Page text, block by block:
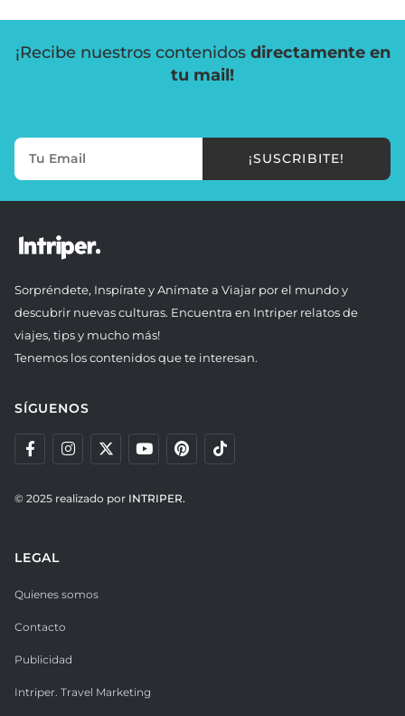
¡Recibe nuestros contenidos directamente en
tu mail!
¡SUSCRIBITE!
Sorpréndete, Inspírate y Anímate a Viajar por el mundo y
descubrir nuevas culturas. Encuentra en Intriper relatos de
viajes, tips y mucho más!
Tenemos los contenidos que te interesan.
SÍGUENOS
© 2025 realizado por INTRIPER.
LEGAL
Quienes somos
Contacto
Publicidad
Intriper. Travel Marketing